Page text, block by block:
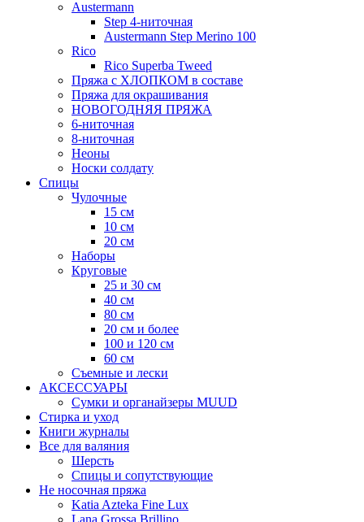
Austermann
Step 4-ниточная
Austermann Step Merino 100
Rico
Rico Superba Tweed
Пряжа с ХЛОПКОМ в составе
Пряжа для окрашивания
НОВОГОДНЯЯ ПРЯЖА
6-ниточная
8-ниточная
Неоны
Носки солдату
Спицы
Чулочные
15 см
10 см
20 см
Наборы
Круговые
25 и 30 см
40 см
80 см
20 см и более
100 и 120 см
60 см
Съемные и лески
АКСЕССУАРЫ
Сумки и органайзеры MUUD
Стирка и уход
Книги журналы
Все для валяния
Шерсть
Спицы и сопутствующие
Не носочная пряжа
Katia Azteka Fine Lux
Lana Grossa Brillino